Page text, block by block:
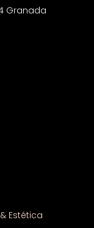
Granada
Estética